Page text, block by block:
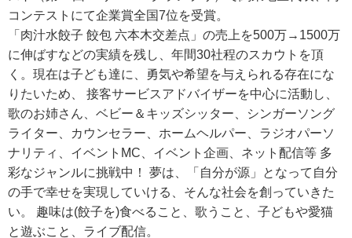
コンテストにて企業賞全国7位を受賞。
「肉汁水餃子 餃包 六本木交差点」の売上を500万→1500万
に伸ばすなどの実績を残し、年間30社程のスカウトを頂
く。現在は子ども達に、勇気や希望を与えられる存在にな
りたいため、 接客サービスアドバイザーを中心に活動し、
歌のお姉さん、ベビー＆キッズシッター、シンガーソング
ライター、カウンセラー、ホームヘルパー、ラジオパーソ
ナリティ、イベントMC、イベント企画、ネット配信等 多
彩なジャンルに挑戦中！ 夢は、「自分が源」となって自分
の手で幸せを実現していける、そんな社会を創っていきた
い。 趣味は(餃子を)食べること、歌うこと、子どもや愛猫
と遊ぶこと、ライブ配信。